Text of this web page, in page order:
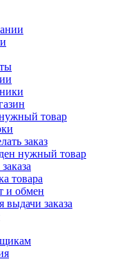
товар
заказ
нужный товар
товара
и обмен
выдачи заказа